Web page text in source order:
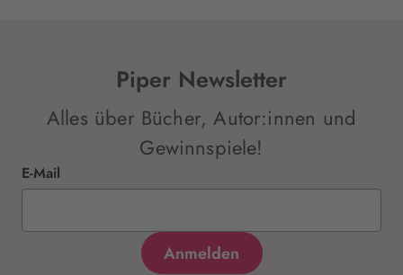
Piper Newsletter
Alles über Bücher, Autor:innen und
Gewinnspiele!
E-Mail